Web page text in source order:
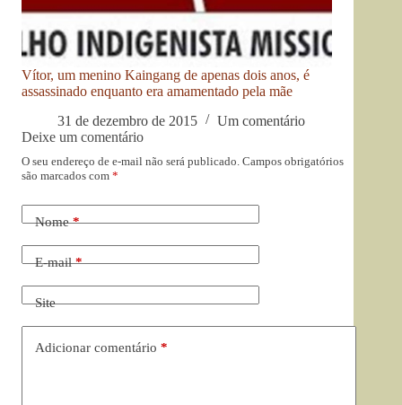
Vítor, um menino Kaingang de apenas dois anos, é
assassinado enquanto era amamentado pela mãe
31 de dezembro de 2015
Um comentário
Deixe um comentário
O seu endereço de e-mail não será publicado. Campos obrigatórios
são marcados com *
Nome*
E-mail*
Site
Adicionar comentário *